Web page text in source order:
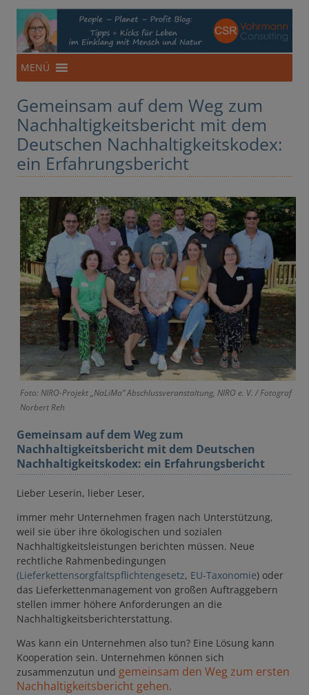
CSR-Beratung aus NRW
Für eine Ökonomie im Einklang mit Mensch und Natur
Zum
MENÜ
Gemeinsam auf dem Weg zum
Nachhaltigkeitsbericht mit dem
Deutschen Nachhaltigkeitskodex:
ein Erfahrungsbericht
Foto: NIRO-Projekt „NaLiMa“ Abschlussveranstaltung, NIRO e. V. / Fotograf
Norbert Reh
Gemeinsam auf dem Weg zum
Nachhaltigkeitsbericht mit dem Deutschen
Nachhaltigkeitskodex: ein Erfahrungsbericht
Lieber Leserin, lieber Leser,
immer mehr Unternehmen fragen nach Unterstützung,
weil sie über ihre ökologischen und sozialen
Nachhaltigkeitsleistungen berichten müssen. Neue
rechtliche Rahmenbedingungen
(Lieferkettensorgfaltspflichtengesetz, EU-Taxonomie) oder
das Lieferkettenmanagement von großen Auftraggebern
stellen immer höhere Anforderungen an die
Nachhaltigkeitsberichterstattung.
Was kann ein Unternehmen also tun? Eine Lösung kann
Kooperation sein. Unternehmen können sich
zusammenzutun und gemeinsam den Weg zum ersten
Nachhaltigkeitsbericht gehen.